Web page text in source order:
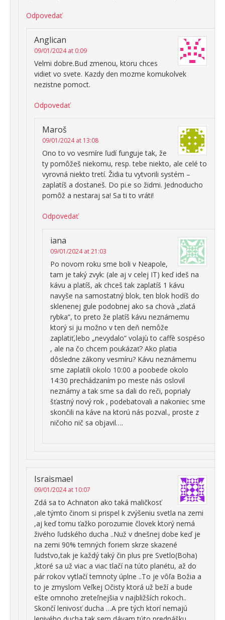
Odpovedať
Anglican
09/01/2024 at 0:09
Velmi dobre.Bud zmenou, ktoru chces
vidiet vo svete. Kazdy den mozme komukolvek
nezistne pomoct.
Odpovedať
Maroš
09/01/2024 at 13:08
Ono to vo vesmíre ľudí funguje tak, že
ty pomôžeš niekomu, resp. tebe niekto, ale celé to
vyrovná niekto tretí. Židia tu vytvorili systém –
zaplatíš a dostaneš. Do pi.e so židmi. Jednoducho
pomôž a nestaraj sa! Sa ti to vráti!
Odpovedať
iana
09/01/2024 at 21:03
Po novom roku sme boli v Neapole,
tam je taký zvyk: (ale aj v celej IT) keď ideš na
kávu a platíš, ak chceš tak zaplatíš 1 kávu
navyše na samostatný blok, ten blok hodíš do
sklenenej gule podobnej ako sa chovà „zlatá
rybka“, to preto že platíš kávu neznámemu
ktorý si ju možno v ten deň nemôže
zaplatiť,lebo „nevydalo“ volajù to caffè sospéso
, ale na čo chcem poukázať? Ako platia
dôsledne zákony vesmíru? Kávu neznámemu
sme zaplatili okolo 10:00 a poobede okolo
14:30 prechádzaním po meste nás oslovil
neznámy a tak sme sa dali do reči, poprialy
šťastný nový rok , podebatovali a nakoniec sme
skončili na káve na ktorú nás pozval., proste z
ničoho nič sa objavil….
Israismael
09/01/2024 at 10:07
Zdá sa to Achnaton ako taká maličkosť
,ale týmto činom si prispel k zvýšeniu svetla na zemi
,aj keď tomu ťažko porozumie človek ktorý nemá
živého ľudského ducha ..Nuž v dnešnej dobe keď je
na zemi 90% temných foriem skrze skazené
ľudstvo,tak je každý taký čin plus pre Svetlo(Boha)
,ktoré sa už viac a viac tlačí na túto planétu, až do
pár rokov vytlačí temnoty úplne ..To je vôľa Božia a
to je zmyslom Veľkej Očisty ktorá už beží a bude
ešte omnoho zreteľnejšia v najbližších rokoch..
Skončí lenivosť ducha …A pre tých ktorí nemajú